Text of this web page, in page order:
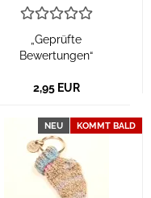
„Geprüfte
Bewertungen“
2,95 EUR
NEU KOMMT BALD